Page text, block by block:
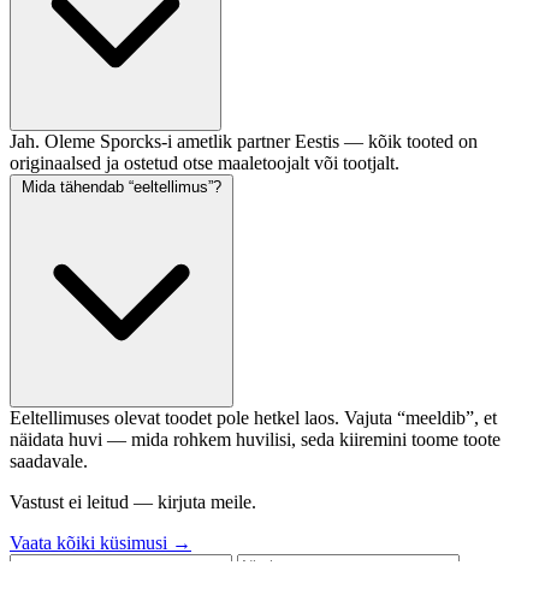
Jah. Oleme Sporcks-i ametlik partner Eestis — kõik tooted on
originaalsed ja ostetud otse maaletoojalt või tootjalt.
Mida tähendab “eeltellimus”?
Eeltellimuses olevat toodet pole hetkel laos. Vajuta “meeldib”, et
näidata huvi — mida rohkem huvilisi, seda kiiremini toome toote
saadavale.
Vastust ei leitud — kirjuta meile.
Vaata kõiki küsimusi →